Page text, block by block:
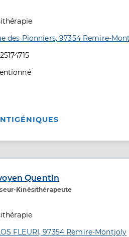
des Pionniers, 97354 Remire-
convention
Quentin
Kinésithérapeutede santé
FLEURI, 97354 Remire-Montjoly